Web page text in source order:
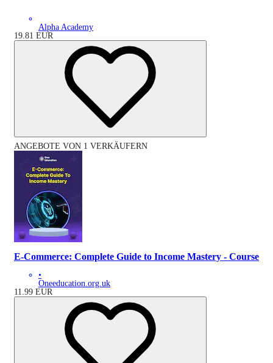
Alpha Academy
19.81 EUR
ANGEBOTE VON 1 VERKÄUFERN
E-Commerce: Complete Guide to Income Mastery - Course
•
Oneeducation.org.uk
11.99 EUR